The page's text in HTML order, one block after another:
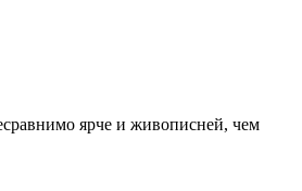
ярче и живописней, чем